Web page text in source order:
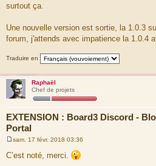
g
surtout ça.
Une nouvelle version est sortie, la 1.0.3
forum, j'attends avec impatience la 1.0.4
Traduire en
Raphaël
Chef de projets
EXTENSION : Board3 Discord -
Portal
s
sam. 17 févr. 2018 03:36
C’est noté, merci.